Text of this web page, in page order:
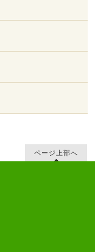
ページ上部へ